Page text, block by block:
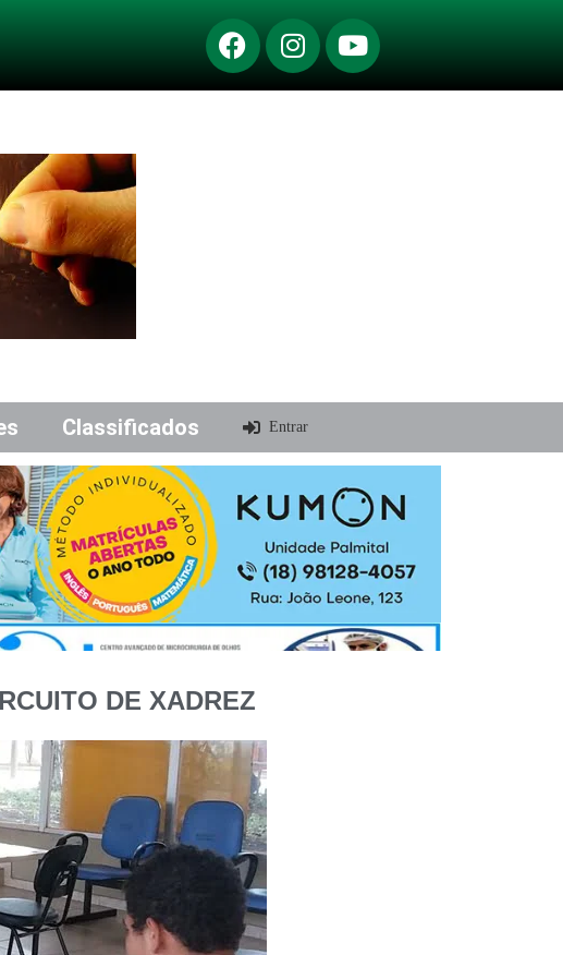
Classificados Entrar
DE XADREZ